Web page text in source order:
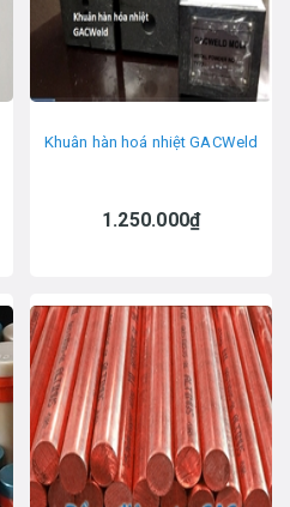
Khuân hàn hoá nhiệt GACWeld
1.250.000₫